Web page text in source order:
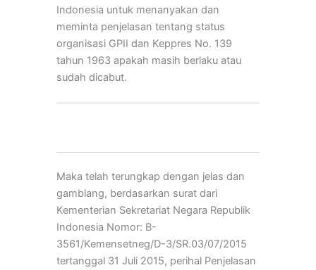
Indonesia untuk menanyakan dan
meminta penjelasan tentang status
organisasi GPII dan Keppres No. 139
tahun 1963 apakah masih berlaku atau
sudah dicabut.
Maka telah terungkap dengan jelas dan
gamblang, berdasarkan surat dari
Kementerian Sekretariat Negara Republik
Indonesia Nomor: B-
3561/Kemensetneg/D-3/SR.03/07/2015
tertanggal 31 Juli 2015, perihal Penjelasan